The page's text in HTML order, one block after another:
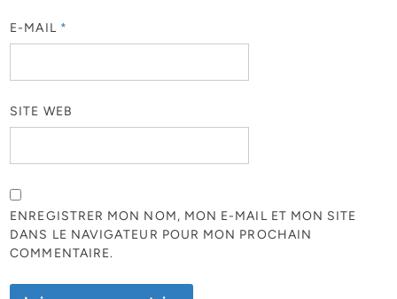
E-MAIL *
SITE WEB
ENREGISTRER MON NOM, MON E-MAIL ET MON SITE
DANS LE NAVIGATEUR POUR MON PROCHAIN
COMMENTAIRE.